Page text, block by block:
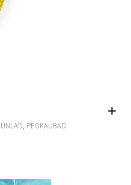
PEOKAUBAD